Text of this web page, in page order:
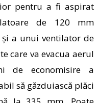
pentru a fi aspirat
de 120 mm
a unui ventilator de
care va evacua aerul
de economisire a
să găzduiască plăci